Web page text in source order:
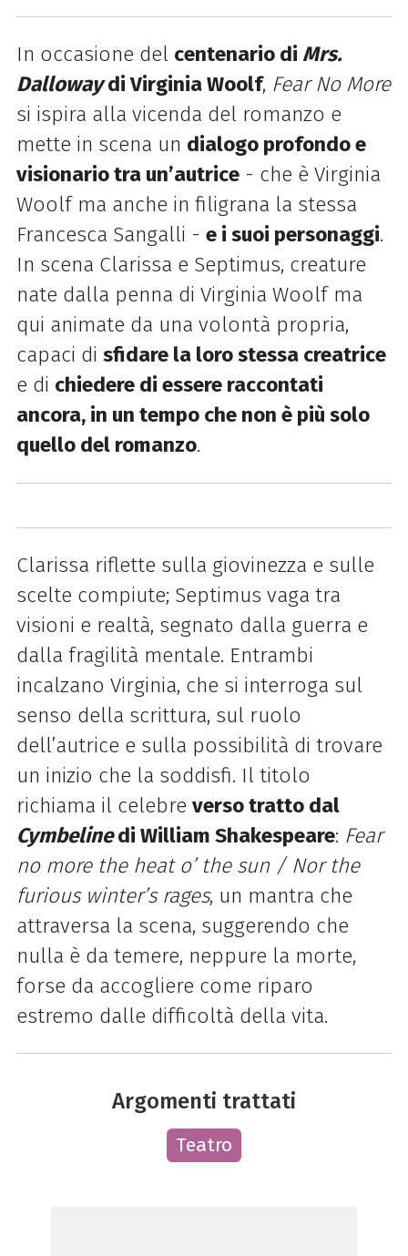
In occasione del centenario di Mrs.
Dallowaydi Virginia Woolf, Fear No More
si ispira alla vicenda del romanzo e
mette in scena un dialogo profondo e
visionario tra un’autrice- che è Virginia
Woolf ma anche in filigrana la stessa
Francesca Sangalli - e i suoi personaggi.
In scena Clarissa e Septimus, creature
nate dalla penna di Virginia Woolf ma
qui animate da una volontà propria,
capaci di sfidare la loro stessa creatrice
e di chiedere di essere raccontati
ancora, in un tempo che non è più solo
quello del romanzo.
Clarissa riflette sulla giovinezza e sulle
scelte compiute; Septimus vaga tra
visioni e realtà, segnato dalla guerra e
dalla fragilità mentale. Entrambi
incalzano Virginia, che si interroga sul
senso della scrittura, sul ruolo
dell’autrice e sulla possibilità di trovare
un inizio che la soddisfi. Il titolo
richiama il celebre verso tratto dal
Cymbelinedi William Shakespeare: Fear
no more the heat o’ the sun / Nor the
furious winter’s rages, un mantra che
attraversa la scena, suggerendo che
nulla è da temere, neppure la morte,
forse da accogliere come riparo
estremo dalle difficoltà della vita.
Argomenti trattati
Teatro